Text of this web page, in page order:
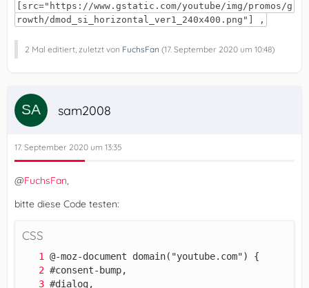
[src="https://www.gstatic.com/youtube/img/promos/g
rowth/dmod_si_horizontal_ver1_240x400.png"] ,
2 Mal editiert, zuletzt von FuchsFan (17. September 2020 um 10:48)
sam2008
17. September 2020 um 13:35
@FuchsFan,
bitte diese Code testen:
CSS